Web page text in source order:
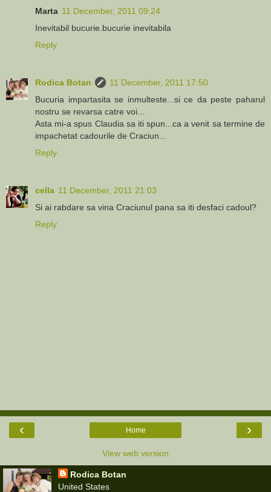
Marta 11 December, 2011 09:24
Inevitabil bucurie.bucurie inevitabila
Reply
Rodica Botan
11 December, 2011 17:50
Bucuria impartasita se inmulteste...si ce da peste paharul
nostru se revarsa catre voi...
Asta mi-a spus Claudia sa iti spun...ca a venit sa termine de
impachetat cadourile de Craciun...
Reply
cella 11 December, 2011 21:03
Si ai rabdare sa vina Craciunul pana sa iti desfaci cadoul?
Reply
‹ ›
Home
View web version
Rodica Botan
United States